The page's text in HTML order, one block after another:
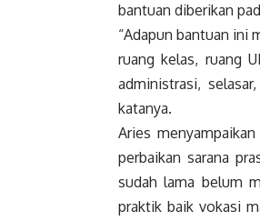
bantuan diberikan
“Adapun bantuan ini
ruang kelas, ruang
administrasi,
katanya.
Aries
perbaikan sarana
sudah lama belum
praktik baik vokasi